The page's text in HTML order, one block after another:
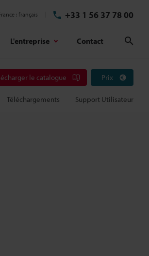
français +33 1 56 37 78 00
L'entreprise Contact
le catalogue Prix
Téléchargements Support Utilisateur